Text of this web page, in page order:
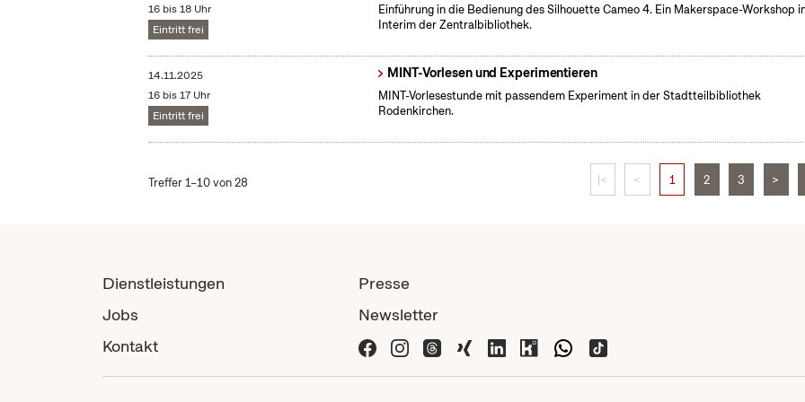
16 bis 18 Uhr
Eintritt frei
​Einführung in die Bedienung des Silhouette Cameo 4. Ein Makerspace-Workshop
Interim der Zentralbibliothek.
14.11.2025
16 bis 17 Uhr
Eintritt frei
MINT-Vorlesen und Experimentieren
MINT-Vorlesestunde mit passendem Experiment in der Stadtteilbibliothek
Rodenkirchen.
Treffer 1–10 von 28 |< < 1 2 3 >
Dienstleistungen
Jobs
Kontakt
Presse
Newsletter